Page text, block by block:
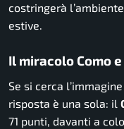
costringerà
estive.
Il miracolo Como
Se si cerca
risposta è una sola: il
71 punti, davanti a